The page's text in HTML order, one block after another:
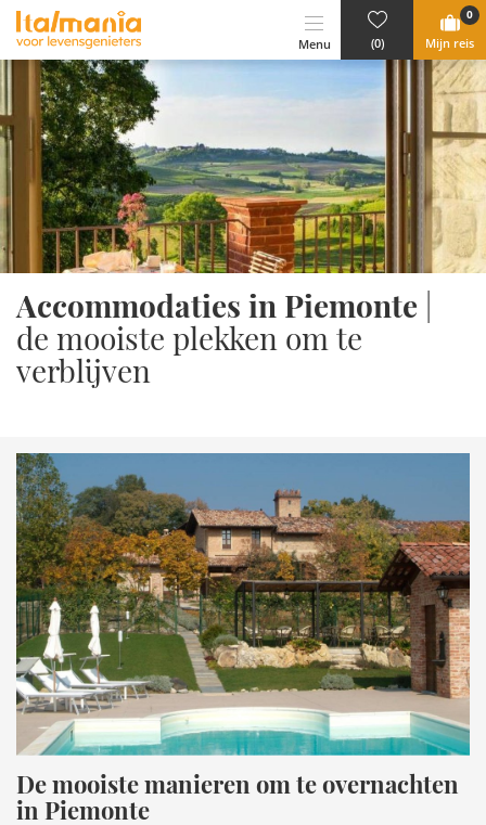
Ga naar content
Menu (0)
0
Mijn reis
Accommodaties in Piemonte
de mooiste plekken om te
verblijven
De mooiste manieren om te overnachten
in Piemonte